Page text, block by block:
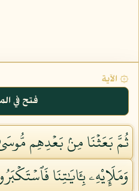
۞ الآية
فتح في
ثُمَّ بَعَثۡنَا مِنۢ بَعۡدِهِم
وَمَلَإِيْهِۦ بِـَٔايَٰتِنَا